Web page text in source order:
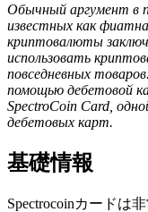
Обычный аргумент в
известных как
криптовалюты
использовать
повседневных
помощью дебетовой
SpectroCoin Card,
дебетовых карт.
基礎情報
Spectrocoinカードは